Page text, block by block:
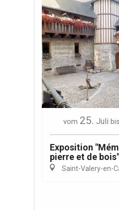
vom 25. Juli
Exposition
pierre et de bois"
Saint-Valery-en-